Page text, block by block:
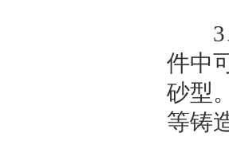
3、
件中
砂型
等铸